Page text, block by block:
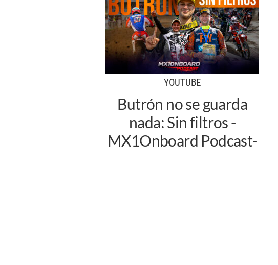
YOUTUBE
Butrón no se guarda
nada: Sin filtros -
MX1Onboard Podcast-